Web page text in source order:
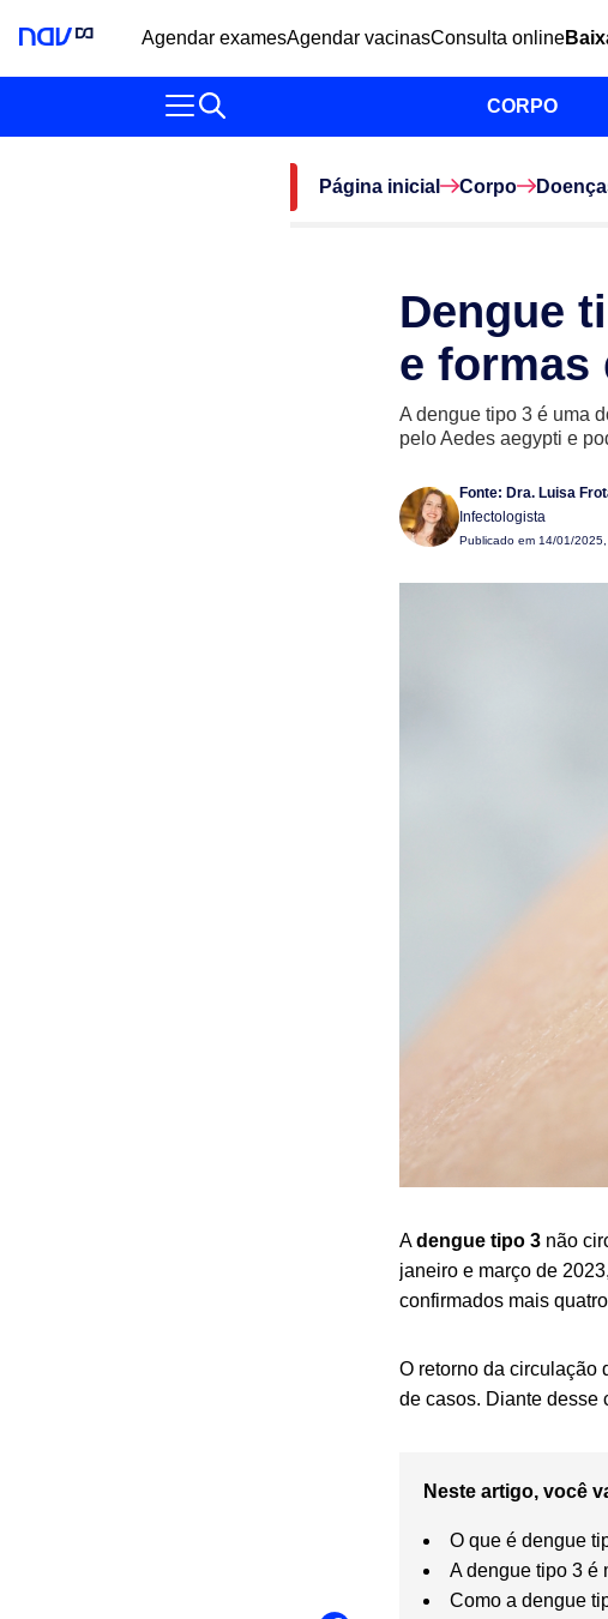
Agendar examesAgendar vacinasConsulta online
CORPO
Página inicial Corpo
Dengue
e formas
A dengue tipo 3 é uma
pelo Aedes aegypti e
Fonte: Dra. Luisa
Infectologista
Publicado em 14/01/
Adengue tipo 3não
janeiro e março de
confirmados mais
O retorno da circulação
de casos. Diante desse
Neste artigo, você
O que é dengue
A dengue tipo 3 é
Como a dengue